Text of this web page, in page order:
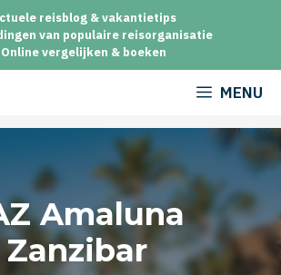
reisblog & vakantietips
van populaire reisorganisatie
vergelijken & boeken
MENU
Amaluna
Zanzibar